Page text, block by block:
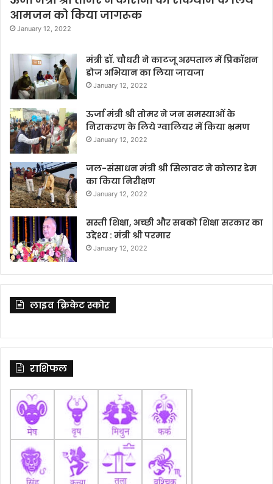
आमजन को किया जागरूक
January 12, 2022
मंत्री डॉ. चौधरी ने काटजू अस्पताल में प्रिकॉशन
डोज अभियान का लिया जायजा
January 12, 2022
ऊर्जा मंत्री श्री तोमर ने जन समस्याओं के
निराकरण के लिये ग्वालियर में किया भ्रमण
January 12, 2022
जल-संसाधन मंत्री श्री सिलावट ने कोलार डेम
का किया निरीक्षण
January 12, 2022
सस्ती शिक्षा, अच्छी और सबको शिक्षा सरकार का
उद्देश्य : मंत्री श्री परमार
January 12, 2022
लाइव क्रिकेट स्कोर
राशिफल